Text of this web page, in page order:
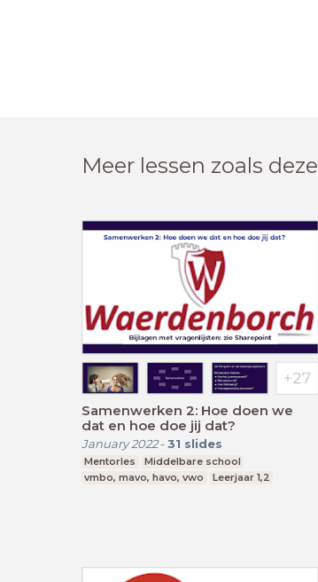
Meer lessen zoals deze
Samenwerken 2: Hoe doen we
dat en hoe doe jij dat?
January 2022- 31 slides
Mentorles
Middelbare school
vmbo, mavo, havo, vwo
Leerjaar 1,2